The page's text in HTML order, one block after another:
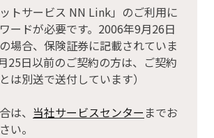
ットサービス NN Link」のご利用に
ードが必要です。2006年9月26日
場合、保険証券に記載されていま
25日以前のご契約の方は、ご契約
は別送で送付しています）
は、 当社サービスセンター までお
い。